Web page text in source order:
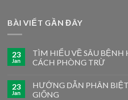
BÀI VIẾT GẦN ĐÂY
23
Jan
TÌM HIỂU VỀ SÂU BỆNH
CÁCH PHÒNG TRỪ
23
Jan
HƯỚNG DẪN PHÂN
GIỐNG